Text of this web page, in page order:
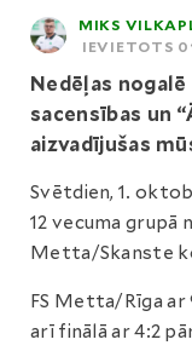
MIKS
IEVIETOTS
Nedēļas
sacensības un
aizvadījušas
Svētdien, 1.
12 vecuma grupā
Metta/Skanste
FS Metta/Rīga ar
arī finālā ar 4:2